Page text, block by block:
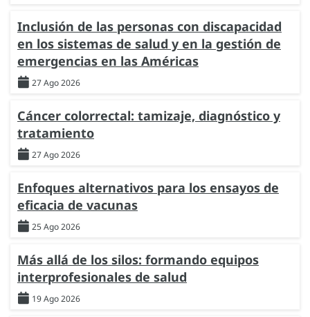
Inclusión de las personas con discapacidad
en los sistemas de salud y en la gestión de
emergencias en las Américas
27 Ago 2026
Cáncer colorrectal: tamizaje, diagnóstico y
tratamiento
27 Ago 2026
Enfoques alternativos para los ensayos de
eficacia de vacunas
25 Ago 2026
Más allá de los silos: formando equipos
interprofesionales de salud
19 Ago 2026